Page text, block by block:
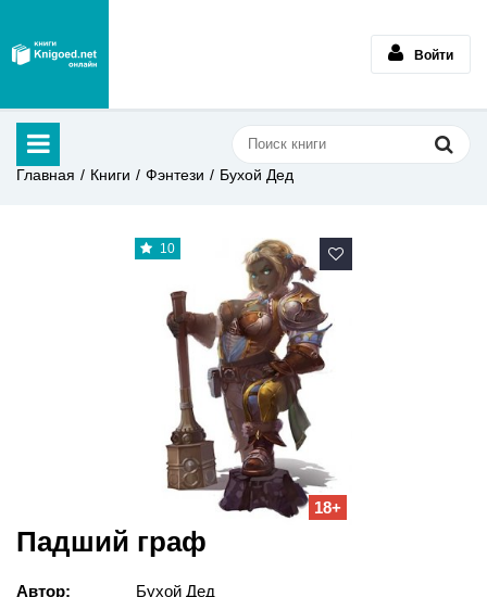
Войти
Главная Книги Фэнтези Бухой Дед
10
18+
Падший граф
Автор: Бухой Дед